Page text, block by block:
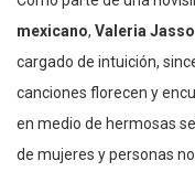
mexicano, Valeria Jasso
cargado de intuición,
canciones florecen y
en medio de hermosas
de mujeres y personas